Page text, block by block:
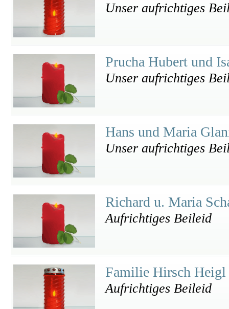
Unser aufrichtiges
Prucha Hubert und
Unser aufrichtiges
Hans und Maria
Unser aufrichtiges
Richard u. Maria
Aufrichtiges Beileid
Familie Hirsch Heigl
Aufrichtiges Beileid